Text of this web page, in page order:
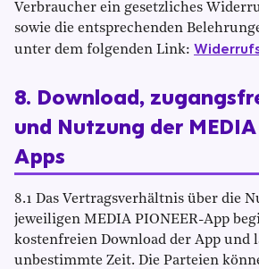
Verbraucher ein gesetzliches
sowie die entsprechenden
unter dem folgenden Link:
8. Download,
und Nutzung der MEDIA
Apps
8.1 Das Vertragsverhältnis über die
jeweiligen MEDIA PIONEER-App
kostenfreien Download der App und
unbestimmte Zeit. Die Parteien